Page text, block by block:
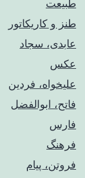
طبیعت
طنز و کاریکاتور
عابدی، سجاد
عکس
علیخواه، فردین
فاتح، ابوالفضل
فارس
فرهنگ
فروتن، پیام